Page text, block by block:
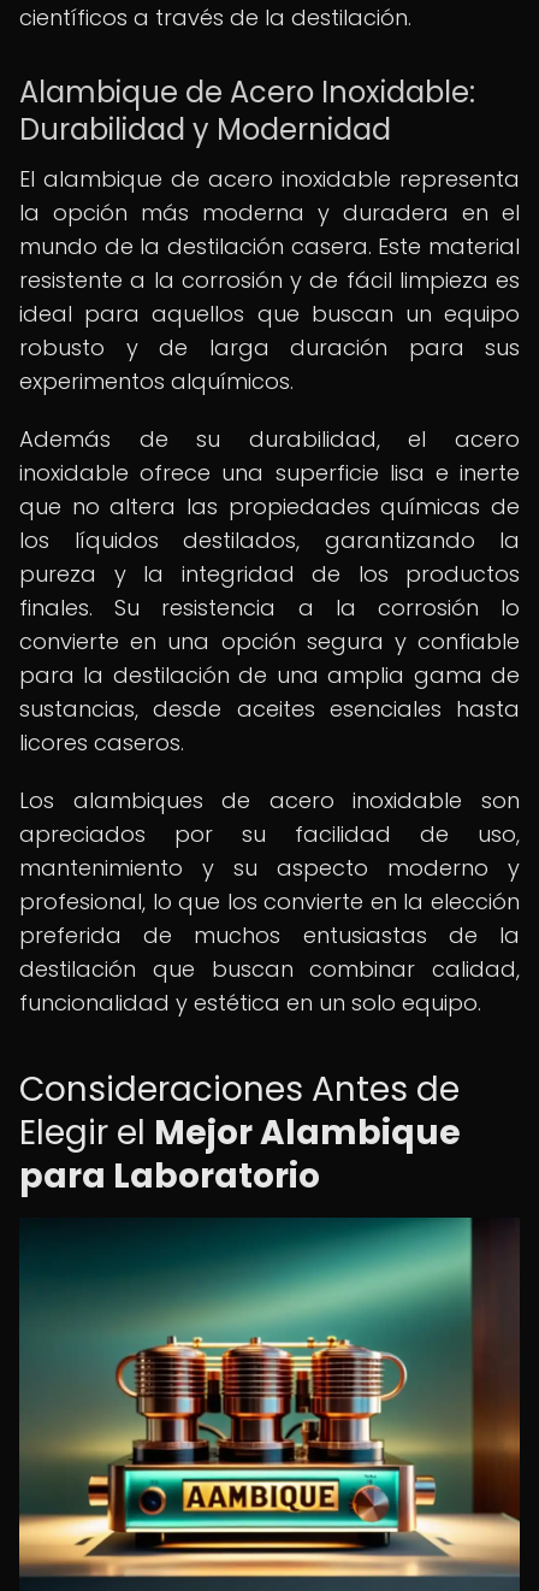
científicos a través de la destilación.
Alambique de Acero Inoxidable:
Durabilidad y Modernidad
El alambique de acero inoxidable representa
la opción más moderna y duradera en el
mundo de la destilación casera. Este material
resistente a la corrosión y de fácil limpieza es
ideal para aquellos que buscan un equipo
robusto y de larga duración para sus
experimentos alquímicos.
Además de su durabilidad, el acero
inoxidable ofrece una superficie lisa e inerte
que no altera las propiedades químicas de
los líquidos destilados, garantizando la
pureza y la integridad de los productos
finales. Su resistencia a la corrosión lo
convierte en una opción segura y confiable
para la destilación de una amplia gama de
sustancias, desde aceites esenciales hasta
licores caseros.
Los alambiques de acero inoxidable son
apreciados por su facilidad de uso,
mantenimiento y su aspecto moderno y
profesional, lo que los convierte en la elección
preferida de muchos entusiastas de la
destilación que buscan combinar calidad,
funcionalidad y estética en un solo equipo.
Consideraciones Antes de
Elegir el Mejor Alambique
para Laboratorio